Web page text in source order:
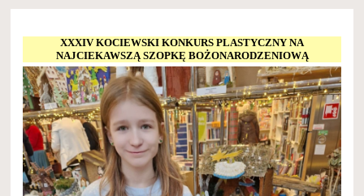
XXXIV KOCIEWSKI KONKURS PLASTYCZNY NA
NAJCIEKAWSZĄ SZOPKĘ BOŻONARODZENIOWĄ